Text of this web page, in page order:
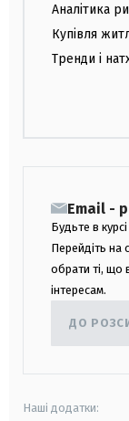
Аналітика
Купівля
Тренди і
Email -
Будьте в
Перейдіть на
обрати ті, що
інтересам.
ДО
Наші додатки: